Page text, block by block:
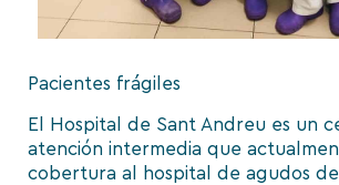
Pacientes frágiles
El Hospital de Sant Andreu es un
atención intermedia que
cobertura al hospital de agudos